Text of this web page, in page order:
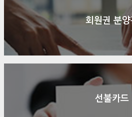
회원권 분양
선불카드